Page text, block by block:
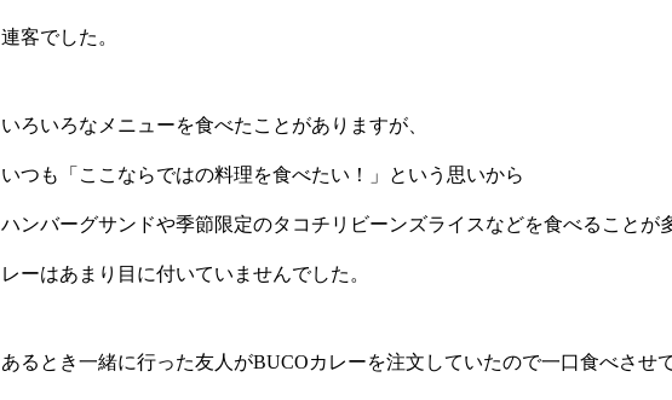
連客でした。
いろいろなメニューを食べたことがありますが、
いつも「ここならではの料理を食べたい！」という思いから
ハンバーグサンドや季節限定のタコチリビーンズライスなどを食べることが
レーはあまり目に付いていませんでした。
あるとき一緒に行った友人がBUCOカレーを注文していたので一口食べさせ